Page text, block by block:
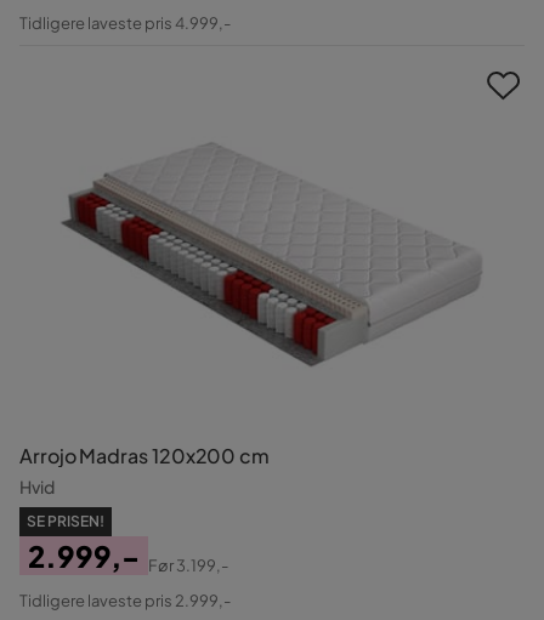
Pris
Original
Tidligere laveste pris 4.999,-
Arrojo Madras 120x200 cm
Hvid
SE PRISEN!
Pris
2.999,-
Original
Før3.199,-
Tidligere laveste pris 2.999,-